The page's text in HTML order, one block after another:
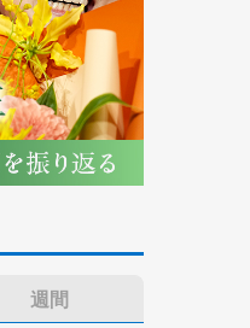
週間